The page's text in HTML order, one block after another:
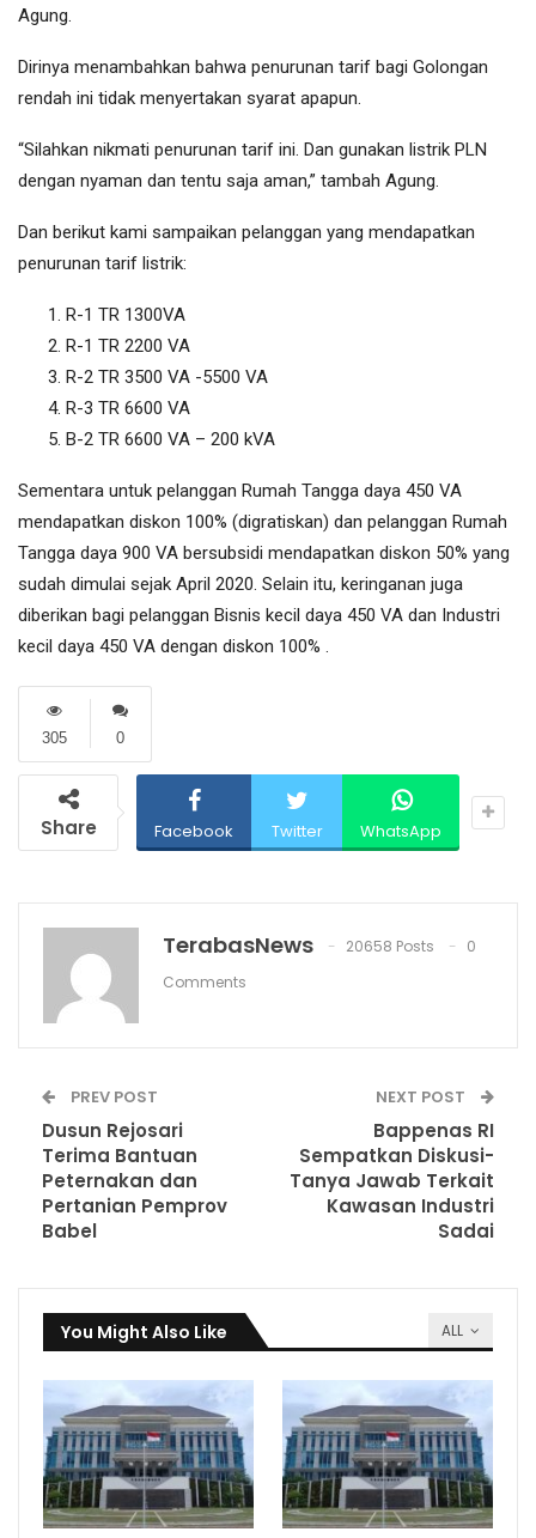
Agung.
Dirinya menambahkan bahwa penurunan tarif bagi Golongan
rendah ini tidak menyertakan syarat apapun.
“Silahkan nikmati penurunan tarif ini. Dan gunakan listrik PLN
dengan nyaman dan tentu saja aman,” tambah Agung.
Dan berikut kami sampaikan pelanggan yang mendapatkan
penurunan tarif listrik:
R-1 TR 1300VA
R-1 TR 2200 VA
R-2 TR 3500 VA -5500 VA
R-3 TR 6600 VA
B-2 TR 6600 VA – 200 kVA
Sementara untuk pelanggan Rumah Tangga daya 450 VA
mendapatkan diskon 100% (digratiskan) dan pelanggan Rumah
Tangga daya 900 VA bersubsidi mendapatkan diskon 50% yang
sudah dimulai sejak April 2020. Selain itu, keringanan juga
diberikan bagi pelanggan Bisnis kecil daya 450 VA dan Industri
kecil daya 450 VA dengan diskon 100% .
0
305
Share Facebook Twitter WhatsApp
TerabasNews 20658 Posts
0
Comments
PREV POST
Dusun Rejosari
Terima Bantuan
Peternakan dan
Pertanian Pemprov
Babel
NEXT POST
Bappenas RI
Sempatkan Diskusi-
Tanya Jawab Terkait
Kawasan Industri
Sadai
ALL
You Might Also Like